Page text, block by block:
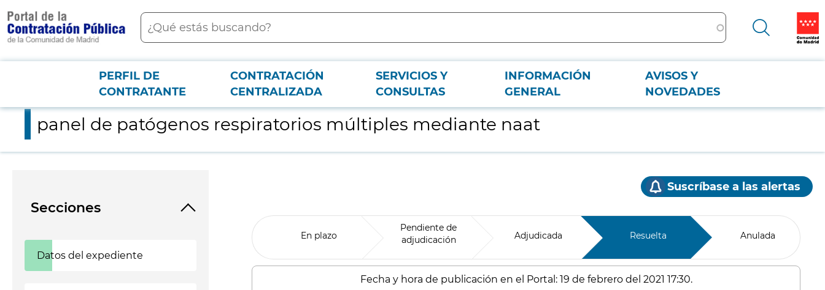
contenido
principal
Buscar
Menú PCON
PERFIL DE
CONTRATANTE
CONTRATACIÓN
CENTRALIZADA
SERVICIOS Y
CONSULTAS
INFORMACIÓN
GENERAL
AVISOS Y
NOVEDADES
panel de patógenos respiratorios múltiples mediante naat
panel de patógenos respiratorios múltiples mediante naat
Secciones
Datos del expediente
Suscríbase a las alertas
En plazo
Pendiente de
adjudicación
Adjudicada Resuelta Anulada
Fecha y hora de publicación en el Portal: 19 de febrero del 2021 17:30.